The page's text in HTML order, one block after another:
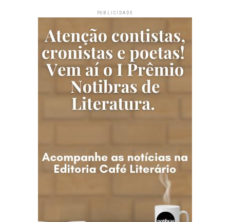
PUBLICIDADE